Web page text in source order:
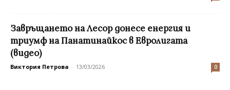
Завръщането на Лесор донесе енергия и
триумф на Панатинайкос в Евролигата
(видео)
Виктория Петрова - 13/03/2026 0